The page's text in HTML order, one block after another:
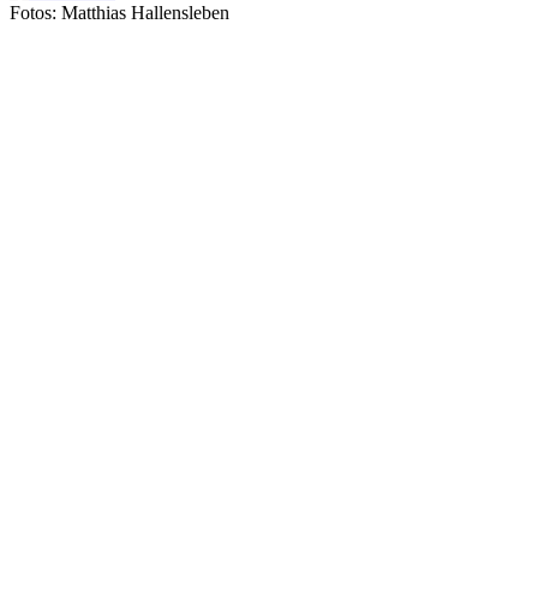
Fotos: Matthias Hallensleben